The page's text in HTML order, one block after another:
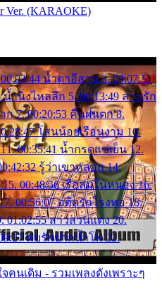
(KARAOKE)
น้ำตาอีสาน 3. 00:07:51
น้ำนิ่งไหลลึก 5. 00:13:49 ลานรัก
ก 7. 00:20:53 คืนฝนตก 8.
โสนน้อยเรือนงาม 10.
00:35:41 น้ำกรดแช่เย็น 12.
รู้ว่าเขาหลอก 14.
00:48:56 เรือล่มในหนอง 16.
00:56:07 อดีตรักโรงทอ 18.
01:02:55 สาวสวนแตง 20.
พบรักปากน้ำโพ 22.
นเดิม - รวมเพลงดังเพราะๆ